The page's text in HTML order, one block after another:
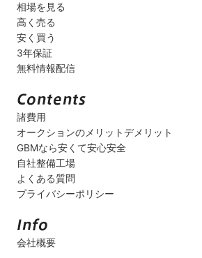
相場を見る
高く売る
安く買う
3年保証
無料情報配信
諸費用
オークションのメリットデメリット
GBMなら安くて安心安全
自社整備工場
よくある質問
プライバシーポリシー
会社概要